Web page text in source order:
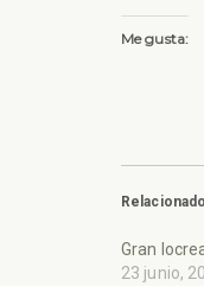
Me gusta:
Relacionado
Gran
23 junio,